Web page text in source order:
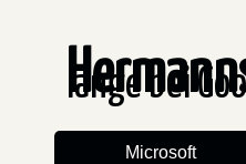
lange bei
Microsoft